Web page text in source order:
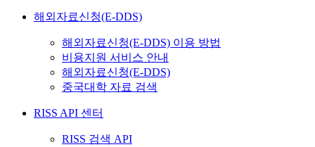
해외자료신청(E-DDS)
해외자료신청(E-DDS) 이용 방법
비용지원 서비스 안내
해외자료신청(E-DDS)
중국대학 자료 검색
RISS API 센터
RISS 검색 API